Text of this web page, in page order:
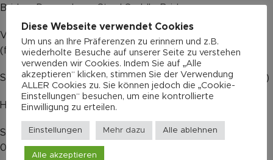
Bridge: Duesenberg Steel Saddle Bridge
Vibrato System: Duesenberg Diamond Prestige Tremola
(flat arm)
Strap pins: Duesenberg Standard (Straplock compatible)
Hardware color: Nickel
Strings: Duesenberg Custom 10/50 (010-013-017-028-
042-050)
Diese Webseite verwendet Cookies
Um uns an Ihre Präferenzen zu erinnern und z.B.
wiederholte Besuche auf unserer Seite zu verstehen
verwenden wir Cookies. Indem Sie auf „Alle
akzeptieren“ klicken, stimmen Sie der Verwendung
ALLER Cookies zu. Sie können jedoch die „Cookie-
Einstellungen“ besuchen, um eine kontrollierte
Einwilligung zu erteilen.
Einstellungen Mehr dazu Alle ablehnen
Alle akzeptieren